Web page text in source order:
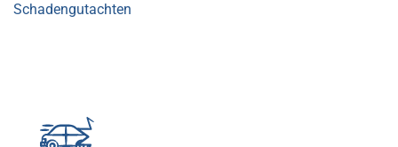
Schadengutachten